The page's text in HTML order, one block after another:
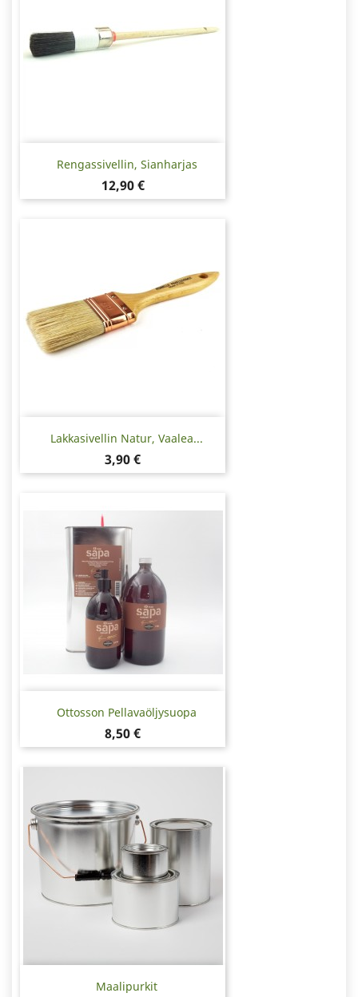
Rengassivellin, Sianharjas
Hinta
12,90 €
Lakkasivellin Natur, Vaalea...
Hinta
3,90 €
Ottosson Pellavaöljysuopa
Hinta
8,50 €
Maalipurkit